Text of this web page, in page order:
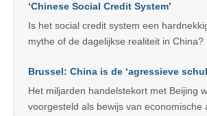
‘Chinese Social Credit System’
Is het social credit system een
mythe of de dagelijkse realiteit in China?
Brussel: China is de ‘agressieve
Het miljarden handelstekort met Beijing
voorgesteld als bewijs van economische